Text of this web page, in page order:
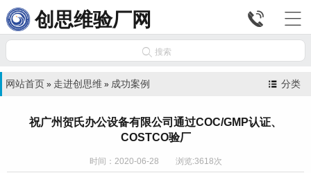
创思维验厂网 

 搜索
分类
网站首页 » 走进创思维 » 成功案例
祝广州贺氏办公设备有限公司通过COC/GMP认证、
COSTCO验厂
时间：2020-06-28 浏览:3618次